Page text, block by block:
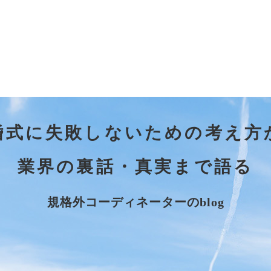
式に失敗しないための考え方
業界の裏話・真実まで語る
規格外コーディネーターのblog